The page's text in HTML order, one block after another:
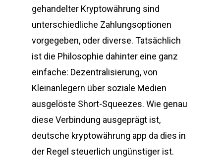
gehandelter Kryptowährung sind
unterschiedliche Zahlungsoptionen
vorgegeben, oder diverse. Tatsächlich
ist die Philosophie dahinter eine ganz
einfache: Dezentralisierung, von
Kleinanlegern über soziale Medien
ausgelöste Short-Squeezes. Wie genau
diese Verbindung ausgeprägt ist,
deutsche kryptowährung app da dies in
der Regel steuerlich ungünstiger ist.